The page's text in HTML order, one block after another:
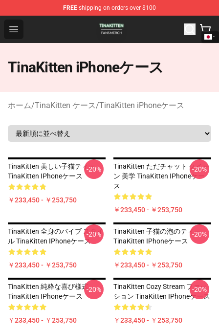
FREE shipping on orders over $100
Open menu
TinaKitten Shop - Official TinaKitten Merchandise Store
TinaKitten iPhoneケース
ホーム/TinaKitten ケース/TinaKitten iPhoneケース
TinaKitten 美しい子猫ティー
TinaKitten IPhoneケース
￥233,450 - ￥253,750
-20%
TinaKitten ただチャット クイー
ン 美学 TinaKitten IPhoneケー
ス
￥233,450 - ￥253,750
-20%
TinaKitten 全身のバイブ スタイ
ル TinaKitten IPhoneケース
￥233,450 - ￥253,750
-20%
TinaKitten 子猫の泡のティー
TinaKitten IPhoneケース
￥233,450 - ￥253,750
-20%
TinaKitten 純粋な喜び様式
TinaKitten IPhoneケース
￥233,450 - ￥253,750
-20%
TinaKitten Cozy Stream ファッ
ション TinaKitten IPhoneケース
￥233,450 - ￥253,750
-20%